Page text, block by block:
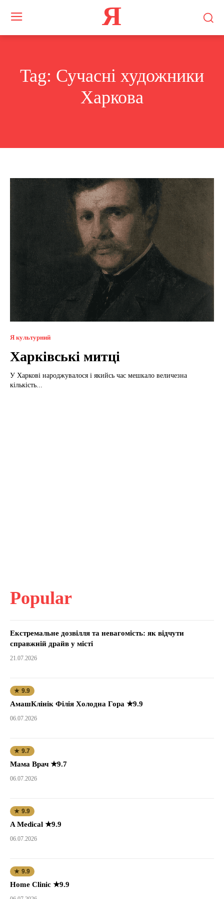
Я
Tag: Сучасні художники
Харкова
Я культурний
Харківські митці
У Харкові народжувалося і якийсь час мешкало величезна
кількість...
Popular
Екстремальне дозвілля та невагомість: як відчути
справжній драйв у місті
21.07.2026
★ 9.9
АмашКлінік Філія Холодна Гора ★9.9
06.07.2026
★ 9.7
Мама Врач ★9.7
06.07.2026
★ 9.9
A Medical ★9.9
06.07.2026
★ 9.9
Home Clinic ★9.9